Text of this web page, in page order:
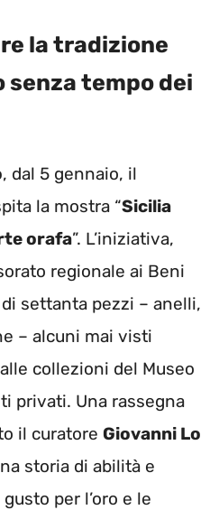
la tradizione
senza tempo dei
, dal 5 gennaio, il
la mostra “Sicilia
orafa”. L’iniziativa,
regionale ai Beni
settanta pezzi – anelli,
– alcuni mai visti
collezioni del Museo
privati. Una rassegna
il curatore Giovanni Lo
storia di abilità e
per l’oro e le